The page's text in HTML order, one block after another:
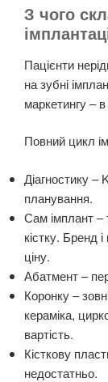
З чого
Пацієнти
на зубні
маркетингу –
Повний цикл
Діагностику –
планування.
Сам імплант –
кістку. Бренд
ціну.
Абатмент –
Коронку –
кераміка,
вартість.
Кісткову
недостатньо.